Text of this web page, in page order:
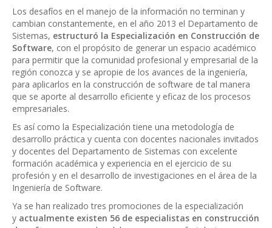
Los desafíos en el manejo de la información no terminan y
cambian constantemente, en el año 2013 el Departamento de
Sistemas, estructuró la Especialización en Construcción de
Software, con el propósito de generar un espacio académico
para permitir que la comunidad profesional y empresarial de la
región conozca y se apropie de los avances de la ingeniería,
para aplicarlos en la construcción de software de tal manera
que se aporte al desarrollo eficiente y eficaz de los procesos
empresariales.
Es así como la Especialización tiene una metodología de
desarrollo práctica y cuenta con docentes nacionales invitados
y docentes del Departamento de Sistemas con excelente
formación académica y experiencia en el ejercicio de su
profesión y en el desarrollo de investigaciones en el área de la
Ingeniería de Software.
Ya se han realizado tres promociones de la especialización
y actualmente existen 56 de especialistas en construcción